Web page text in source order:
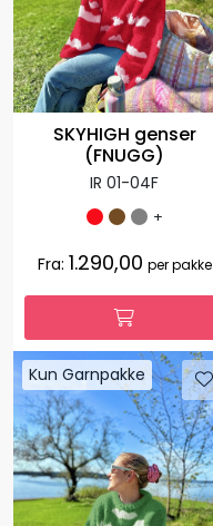
SKYHIGH genser
(FNUGG)
IR 01-04F
+
Fra: 1.290,00 per pakke
Kun Garnpakke